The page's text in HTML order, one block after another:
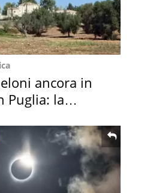
ancora in
Puglia: la